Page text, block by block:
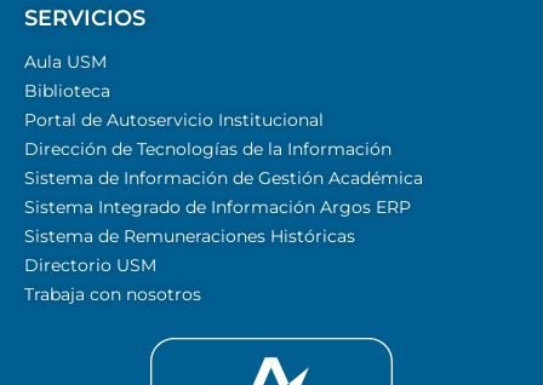
SERVICIOS
Aula USM
Biblioteca
Portal de Autoservicio Institucional
Dirección de Tecnologías de la Información
Sistema de Información de Gestión Académica
Sistema Integrado de Información Argos ERP
Sistema de Remuneraciones Históricas
Directorio USM
Trabaja con nosotros